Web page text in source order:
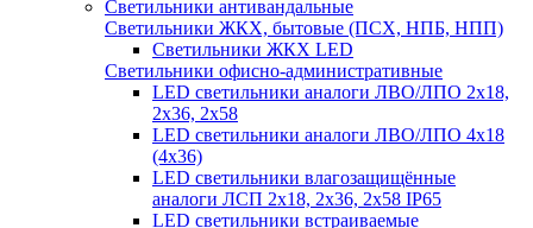
Светильники антивандальные
Светильники ЖКХ, бытовые (ПСХ, НПБ, НПП)
Светильники ЖКХ LED
Светильники офисно-административные
LED светильники аналоги ЛВО/ЛПО 2х18,
2х36, 2х58
LED светильники аналоги ЛВО/ЛПО 4х18
(4х36)
LED светильники влагозащищённые
аналоги ЛСП 2х18, 2х36, 2х58 IP65
LED светильники встраиваемые